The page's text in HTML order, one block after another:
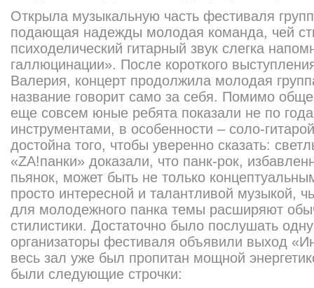
Открыла музыкальную часть фестиваля
подающая надежды молодая команда, чей
психоделический гитарный звук слегка
галлюцинации». После короткого
Валерия, концерт продолжила молодая
название говорит само за себя. Помимо
еще совсем юные ребята показали не по
инструментами, в особенности – соло-
достойна того, чтобы уверенно сказать:
«ZA!панки» доказали, что панк-рок,
пьянок, может быть не только
просто интересной и талантливой музыкой,
для молодежного панка темы расширяют
стилистики. Достаточно было послушать
организаторы фестиваля объявили выход
весь зал уже был пропитан мощной
были следующие строчки: